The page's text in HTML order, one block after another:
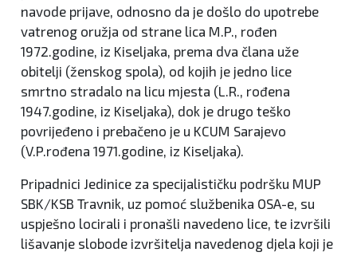
navode prijave, odnosno da je došlo do upotrebe
vatrenog oružja od strane lica M.P., rođen
1972.godine, iz Kiseljaka, prema dva člana uže
obitelji (ženskog spola), od kojih je jedno lice
smrtno stradalo na licu mjesta (L.R., rođena
1947.godine, iz Kiseljaka), dok je drugo teško
povrijeđeno i prebačeno je u KCUM Sarajevo
(V.P.rođena 1971.godine, iz Kiseljaka).
Pripadnici Jedinice za specijalističku podršku MUP
SBK/KSB Travnik, uz pomoć službenika OSA-e, su
uspješno locirali i pronašli navedeno lice, te izvršili
lišavanje slobode izvršitelja navedenog djela koji je